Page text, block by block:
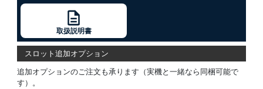
取扱説明書
スロット追加オプション
追加オプションのご注文も承ります（実機と一緒なら同梱可能で
す）。